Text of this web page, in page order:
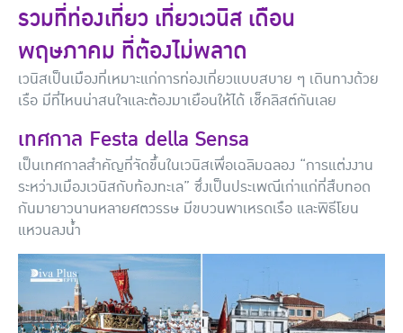
รวมที่ท่องเที่ยว เที่ยวเวนิส เดือน
พฤษภาคม ที่ต้องไม่พลาด
เวนิสเป็นเมืองที่เหมาะแก่การท่องเที่ยวแบบสบาย ๆ เดินทางด้วย
เรือ มีที่ไหนน่าสนใจและต้องมาเยือนให้ได้ เช็คลิสต์กันเลย
เทศกาล Festa della Sensa
เป็นเทศกาลสำคัญที่จัดขึ้นในเวนิสเพื่อเฉลิมฉลอง “การแต่งงาน
ระหว่างเมืองเวนิสกับท้องทะเล” ซึ่งเป็นประเพณีเก่าแก่ที่สืบทอด
กันมายาวนานหลายศตวรรษ มีขบวนพาเหรดเรือ และพิธีโยน
แหวนลงน้ำ